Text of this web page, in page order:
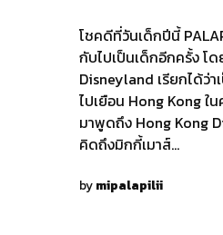
โชคดีที่วันเด็กปีนี้
กับไปเป็นเด็กอีกครั้ง โ
Disneyland เรียกได้ว่
ไปเยือน Hong Kong ใ
มาพูดถึง Hong Kong
คิดถึงมิกกี้เมาส์…
by mipalapilii